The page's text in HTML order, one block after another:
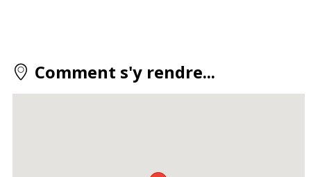
Comment s'y rendre...